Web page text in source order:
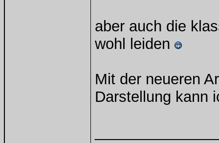
aber auch die
wohl leiden
Mit der neueren
Darstellung kann